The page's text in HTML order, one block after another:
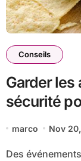
Conseils
Garder les
sécurité
marco Nov
Des événements sportifs amusants comme le Super